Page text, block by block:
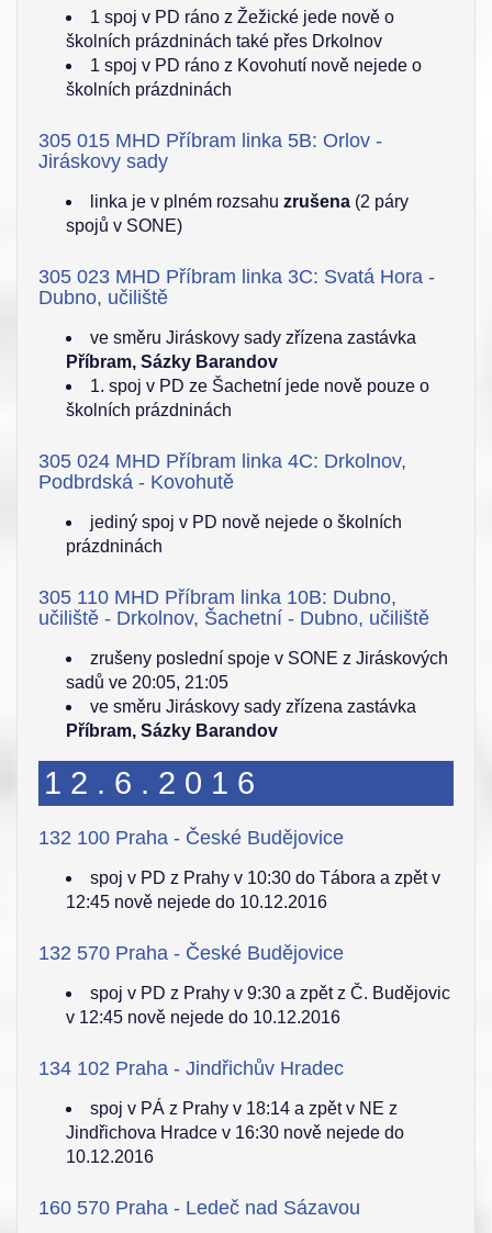
1 spoj v PD ráno z Žežické jede nově o
školních prázdninách také přes Drkolnov
1 spoj v PD ráno z Kovohutí nově nejede o
školních prázdninách
305 015 MHD Příbram linka 5B: Orlov -
Jiráskovy sady
linka je v plném rozsahu zrušena (2 páry
spojů v SONE)
305 023 MHD Příbram linka 3C: Svatá Hora -
Dubno, učiliště
ve směru Jiráskovy sady zřízena zastávka
Příbram, Sázky Barandov
1. spoj v PD ze Šachetní jede nově pouze o
školních prázdninách
305 024 MHD Příbram linka 4C: Drkolnov,
Podbrdská - Kovohutě
jediný spoj v PD nově nejede o školních
prázdninách
305 110 MHD Příbram linka 10B: Dubno,
učiliště - Drkolnov, Šachetní - Dubno, učiliště
zrušeny poslední spoje v SONE z Jiráskových
sadů ve 20:05, 21:05
ve směru Jiráskovy sady zřízena zastávka
Příbram, Sázky Barandov
12.6.2016
132 100 Praha - České Budějovice
spoj v PD z Prahy v 10:30 do Tábora a zpět v
12:45 nově nejede do 10.12.2016
132 570 Praha - České Budějovice
spoj v PD z Prahy v 9:30 a zpět z Č. Budějovic
v 12:45 nově nejede do 10.12.2016
134 102 Praha - Jindřichův Hradec
spoj v PÁ z Prahy v 18:14 a zpět v NE z
Jindřichova Hradce v 16:30 nově nejede do
10.12.2016
160 570 Praha - Ledeč nad Sázavou